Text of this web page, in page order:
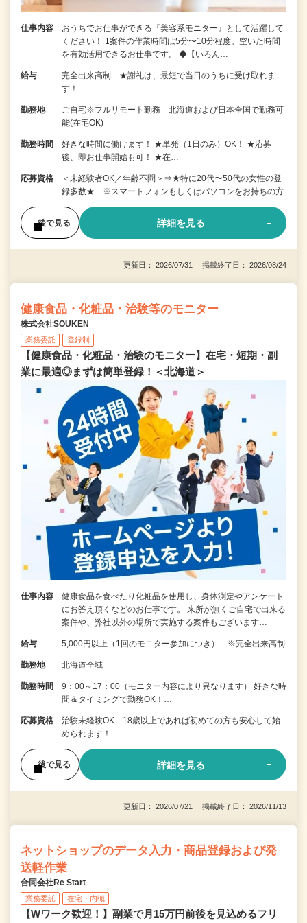
仕事内容
おうちでお仕事ができる『美容系モニター』として活躍して
ください！ 1案件の作業時間は5分〜10分程度。空いた時間
を有効活用できるお仕事です。 ◆【いろん…
給与
完全出来高制 ★謝礼は、最短で当日のうちに受け取れま
す！
勤務地
ご自宅※フルリモート勤務 北海道および日本全国で勤務可
能(在宅OK)
勤務時間
好きな時間に働けます！ ★単発（1日のみ）OK！ ★応募
後、即お仕事開始も可！ ★在…
応募資格
＜未経験者OK／年齢不問＞⇒★特に20代〜50代の女性の登
録多数★ ※スマートフォンもしくはパソコンをお持ちの方
後で見る 詳細を見る
更新日： 2026/07/31 掲載終了日： 2026/08/24
健康食品・化粧品・治験等のモニター
株式会社SOUKEN
業務委託 登録制
【健康食品・化粧品・治験のモニター】在宅・短期・副
業に最適◎まずは簡単登録！＜北海道＞
仕事内容
健康食品を食べたり化粧品を使用し、身体測定やアンケート
にお答え頂くなどのお仕事です。 来所が無くご自宅で出来る
案件や、弊社以外の場所で実施する案件もございます…
給与 5,000円以上（1回のモニター参加につき） ※完全出来高制
勤務地 北海道全域
勤務時間
9：00～17：00（モニター内容により異なります） 好きな時
間＆タイミングで勤務OK！…
応募資格
治験未経験OK 18歳以上であれば初めての方も安心して始
められます！
後で見る 詳細を見る
更新日： 2026/07/21 掲載終了日： 2026/11/13
ネットショップのデータ入力・商品登録および発
送軽作業
合同会社Re Start
業務委託 在宅・内職
【Wワーク歓迎！】副業で月15万円前後を見込めるフリ